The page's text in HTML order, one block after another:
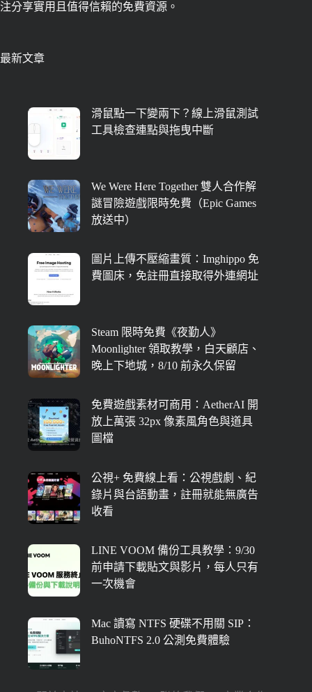
注分享實用且值得信賴的免費資源。
最新文章
滑鼠點一下變兩下？線上滑鼠測試
工具檢查連點與拖曳中斷
We Were Here Together 雙人合作解
謎冒險遊戲限時免費（Epic Games
放送中）
圖片上傳不壓縮畫質：Imghippo 免
費圖床，免註冊直接取得外連網址
Steam 限時免費《夜勤人》
Moonlighter 領取教學，白天顧店、
晚上下地城，8/10 前永久保留
免費遊戲素材可商用：AetherAI 開
放上萬張 32px 像素風角色與道具
圖檔
公視+ 免費線上看：公視戲劇、紀
錄片與台語動畫，註冊就能無廣告
收看
LINE VOOM 備份工具教學：9/30
前申請下載貼文與影片，每人只有
一次機會
Mac 讀寫 NTFS 硬碟不用關 SIP：
BuhoNTFS 2.0 公測免費體驗